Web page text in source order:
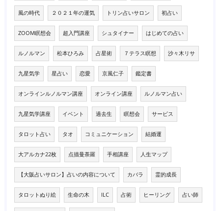
風の時代 ２０２１年の運気 トリン占いサロン 初占い
ZOOM瞑想会 超入門講座 シュタイナー はじめての占い
ルノルマン 松本ひろみ 占星術 ７テラス瞑想 沙々木リサ
九星気学 星占い 恋愛 京風仁子 鑑定書
オンラインルノルマン講座 オンライン講座 ルノルマン占い
九星気学講座 イベント 過去生 瞑想会 サービス
タロット占い タオ コミュニケーション 結婚運
大アルカナ22枚 点描曼荼羅 手相講座 人生マップ
【大阪占いサロン】占いの内容について カバラ 霊的成長
タロットぬり絵 生命の木 ILC 占術 ヒーリング 占い師